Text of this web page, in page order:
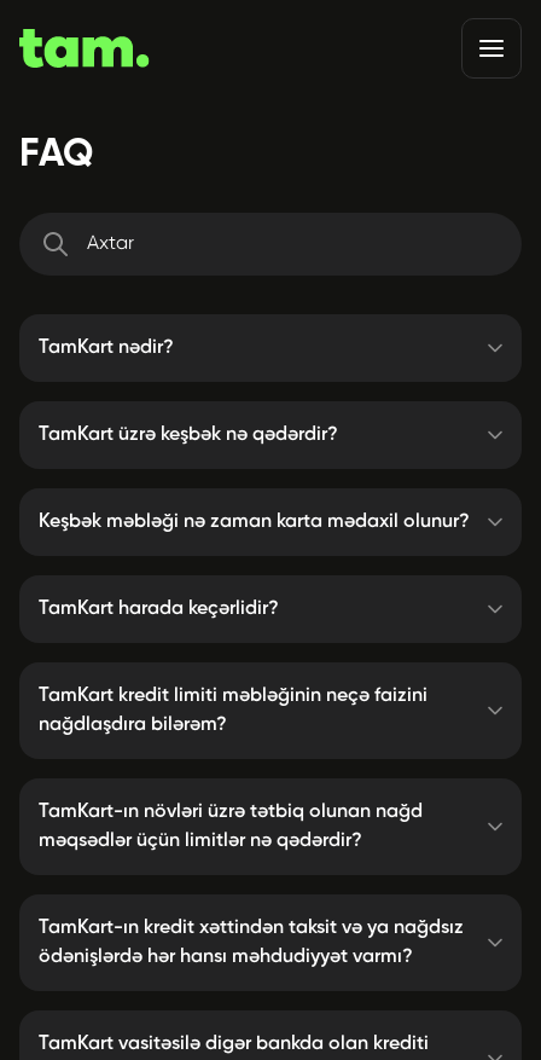
FAQ
TamKart nədir?
TamKart üzrə keşbək nə qədərdir?
Keşbək məbləği nə zaman karta mədaxil olunur?
TamKart harada keçərlidir?
TamKart kredit limiti məbləğinin neçə faizini
nağdlaşdıra bilərəm?
TamKart-ın növləri üzrə tətbiq olunan nağd
məqsədlər üçün limitlər nə qədərdir?
TamKart-ın kredit xəttindən taksit və ya nağdsız
ödənişlərdə hər hansı məhdudiyyət varmı?
TamKart vasitəsilə digər bankda olan krediti